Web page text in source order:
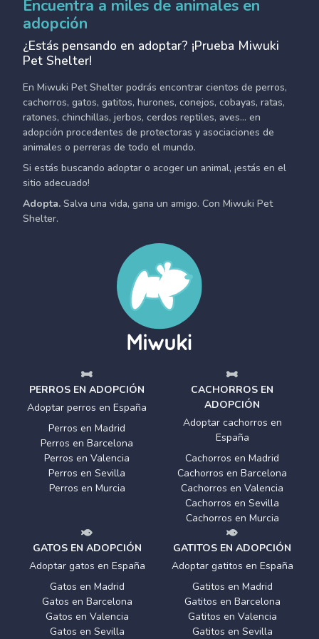
Encuentra a miles de animales en
adopción
¿Estás pensando en adoptar? ¡Prueba Miwuki
Pet Shelter!
En Miwuki Pet Shelter podrás encontrar cientos de perros,
cachorros, gatos, gatitos, hurones, conejos, cobayas, ratas,
ratones, chinchillas, jerbos, cerdos reptiles, aves... en
adopción procedentes de protectoras y asociaciones de
animales o perreras de todo el mundo.
Si estás buscando adoptar o acoger un animal, ¡estás en el
sitio adecuado!
Adopta. Salva una vida, gana un amigo. Con Miwuki Pet
Shelter.
PERROS EN ADOPCIÓN
Adoptar perros en España
Perros en Madrid
Perros en Barcelona
Perros en Valencia
Perros en Sevilla
Perros en Murcia
CACHORROS EN
ADOPCIÓN
Adoptar cachorros en
España
Cachorros en Madrid
Cachorros en Barcelona
Cachorros en Valencia
Cachorros en Sevilla
Cachorros en Murcia
GATOS EN ADOPCIÓN
Adoptar gatos en España
Gatos en Madrid
Gatos en Barcelona
Gatos en Valencia
Gatos en Sevilla
GATITOS EN ADOPCIÓN
Adoptar gatitos en España
Gatitos en Madrid
Gatitos en Barcelona
Gatitos en Valencia
Gatitos en Sevilla